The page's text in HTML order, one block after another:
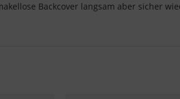
Backcover langsam aber sicher